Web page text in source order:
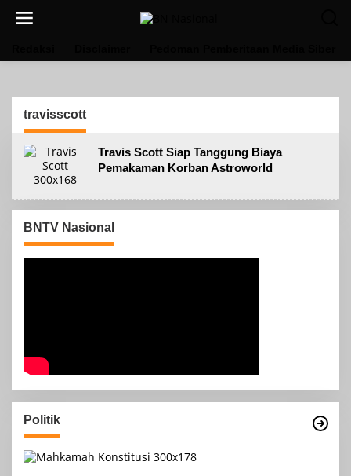
travisscott
Travis Scott Siap Tanggung Biaya
Pemakaman Korban Astroworld
BNTV Nasional
Politik